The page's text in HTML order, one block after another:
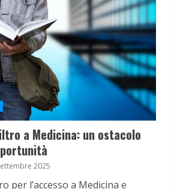
a Medicina: un ostacolo
2025
per l’accesso a Medicina e